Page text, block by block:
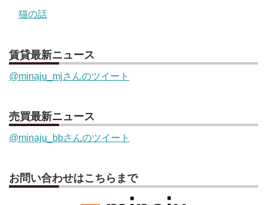
猫の話
賃貸最新ニュース
@minaju_mjさんのツイート
売買最新ニュース
@minaju_bbさんのツイート
お問い合わせはこちらまで